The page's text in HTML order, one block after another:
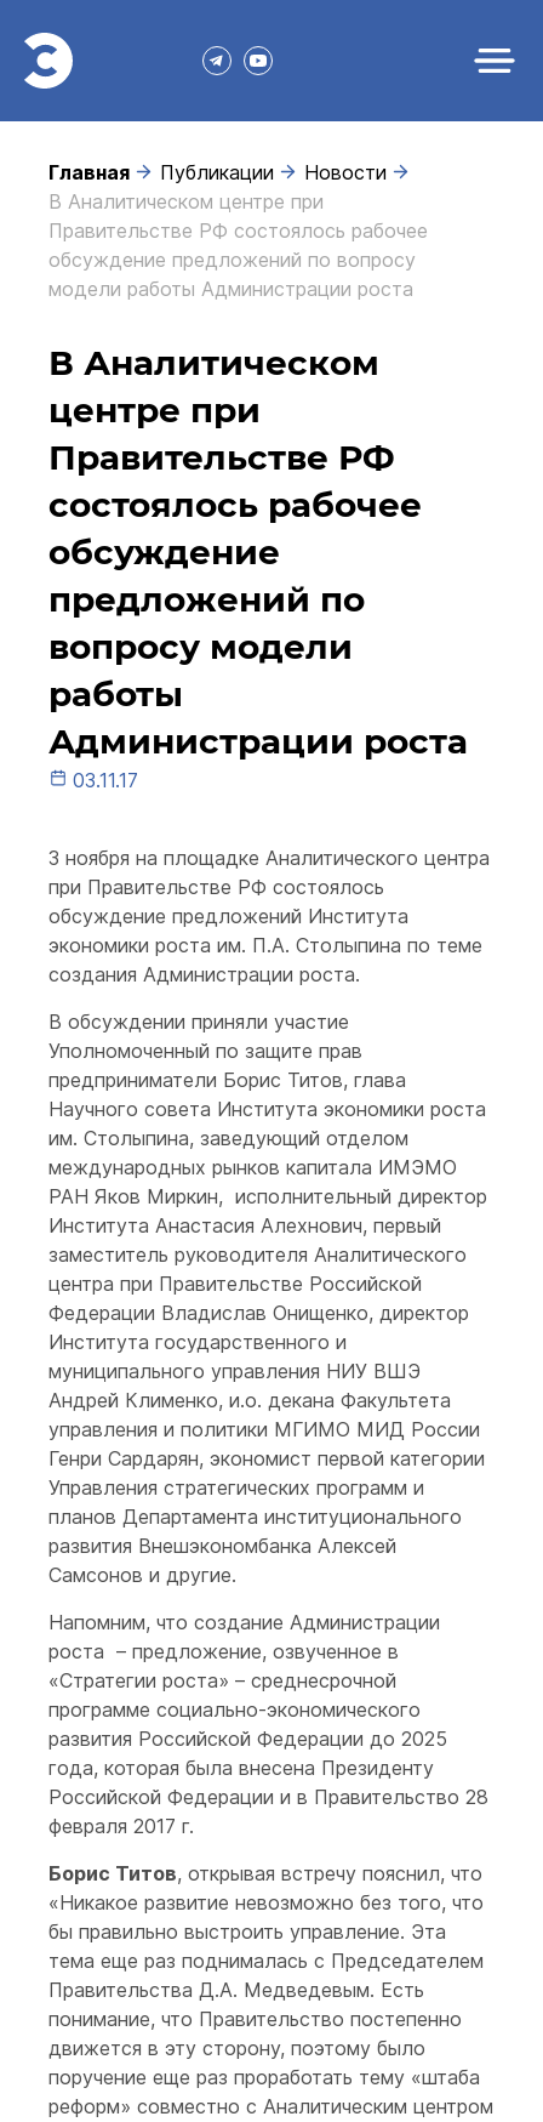
Главная Публикации
Новости
В Аналитическом центре при
Правительстве РФ состоялось рабочее
обсуждение предложений по вопросу
модели работы Администрации роста
В Аналитическом
центре при
Правительстве РФ
состоялось рабочее
обсуждение
предложений по
вопросу модели
работы
Администрации роста
03.11.17
3 ноября на площадке Аналитического центра
при Правительстве РФ состоялось
обсуждение предложений Института
экономики роста им. П.А. Столыпина по теме
создания Администрации роста.
В обсуждении приняли участие
Уполномоченный по защите прав
предприниматели Борис Титов, глава
Научного совета Института экономики роста
им. Столыпина, заведующий отделом
международных рынков капитала ИМЭМО
РАН Яков Миркин, исполнительный директор
Института Анастасия Алехнович, первый
заместитель руководителя Аналитического
центра при Правительстве Российской
Федерации Владислав Онищенко, директор
Института государственного и
муниципального управления НИУ ВШЭ
Андрей Клименко, и.о. декана Факультета
управления и политики МГИМО МИД России
Генри Сардарян, экономист первой категории
Управления стратегических программ и
планов Департамента институционального
развития Внешэкономбанка Алексей
Самсонов и другие.
Напомним, что создание Администрации
роста – предложение, озвученное в
«Стратегии роста» – среднесрочной
программе социально-экономического
развития Российской Федерации до 2025
года, которая была внесена Президенту
Российской Федерации и в Правительство 28
февраля 2017 г.
Борис Титов, открывая встречу пояснил, что
«Никакое развитие невозможно без того, что
бы правильно выстроить управление. Эта
тема еще раз поднималась с Председателем
Правительства Д.А. Медведевым. Есть
понимание, что Правительство постепенно
движется в эту сторону, поэтому было
поручение еще раз проработать тему «штаба
реформ» совместно с Аналитическим центром